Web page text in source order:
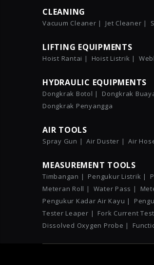
CLEANING
Vacuum Cleaner | Jet Cleaner |
LIFTING EQUIPMENTS
Hoist Rantai | Hoist Listrik |
HYDRAULIC EQUIPMENTS
Dongkrak Botol | Dongkrak
Dongkrak Penyangga
AIR TOOLS
Spray Gun | Air Duster | Air
MEASUREMENT TOOLS
Timbangan | Pengukur Listrik |
Meteran Roll |
Water Pass |
Pengukur Kadar Air Kayu |
Tester Leaper |
Fork Current
Dissolved Oxygen Probe |